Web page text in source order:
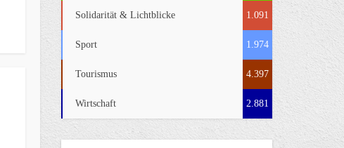
Solidarität & Lichtblicke 1.091
Sport 1.974
Tourismus 4.397
Wirtschaft 2.881